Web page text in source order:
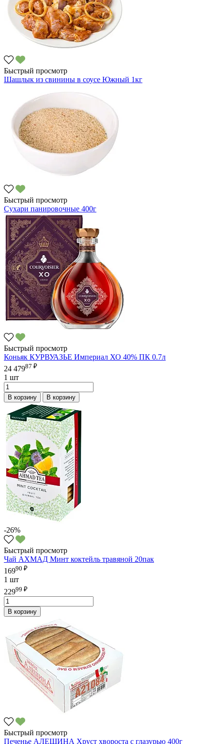
Быстрый просмотр
Шашлык из свинины в соусе Южный 1кг
Быстрый просмотр
Сухари панировочные 400г
Быстрый просмотр
Коньяк КУРВУАЗЬЕ Империал ХО 40% ПК 0.7л
24 47987 ₽
1 шт
В корзину В корзину
-26%
Быстрый просмотр
Чай АХМАД Минт коктейль травяной 20пак
16990 ₽
1 шт
22999 ₽
В корзину
Быстрый просмотр
Печенье АЛЕШИНА Хруст хвороста с глазурью 400г